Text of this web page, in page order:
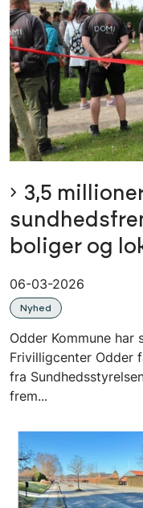
3,5
boliger og
06-03-2026
Nyhed
Odder Kommune har
Frivilligcenter Odder
fra
frem...